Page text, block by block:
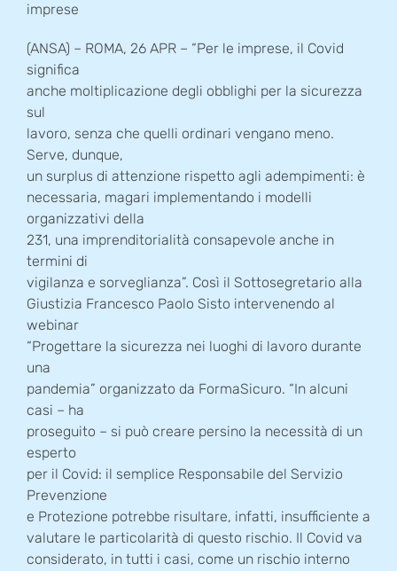
imprese
(ANSA) – ROMA, 26 APR – “Per le imprese, il Covid
significa
anche moltiplicazione degli obblighi per la sicurezza
sul
lavoro, senza che quelli ordinari vengano meno.
Serve, dunque,
un surplus di attenzione rispetto agli adempimenti: è
necessaria, magari implementando i modelli
organizzativi della
231, una imprenditorialità consapevole anche in
termini di
vigilanza e sorveglianza”. Così il Sottosegretario alla
Giustizia Francesco Paolo Sisto intervenendo al
webinar
“Progettare la sicurezza nei luoghi di lavoro durante
una
pandemia” organizzato da FormaSicuro. “In alcuni
casi – ha
proseguito – si può creare persino la necessità di un
esperto
per il Covid: il semplice Responsabile del Servizio
Prevenzione
e Protezione potrebbe risultare, infatti, insufficiente a
valutare le particolarità di questo rischio. Il Covid va
considerato, in tutti i casi, come un rischio interno